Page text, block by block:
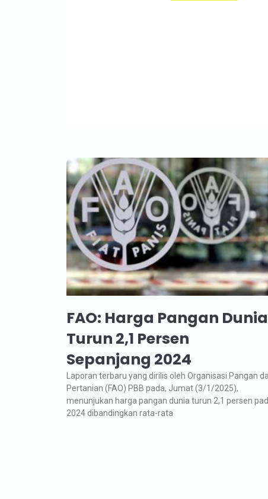
FAO: Harga Pangan Dunia
Turun 2,1 Persen
Sepanjang 2024
Laporan terbaru yang dirilis oleh Organisasi Pangan
Pertanian (FAO) PBB pada, Jumat (3/1/2025),
menunjukan harga pangan dunia turun 2,1 persen
2024 dibandingkan rata-rata